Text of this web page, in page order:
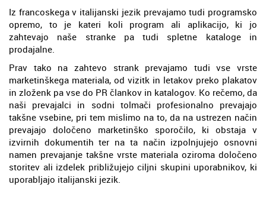
Iz francoskega v italijanski jezik prevajamo tudi programsko
opremo, to je kateri koli program ali aplikacijo, ki jo
zahtevajo naše stranke pa tudi spletne kataloge in
prodajalne.
Prav tako na zahtevo strank prevajamo tudi vse vrste
marketinškega materiala, od vizitk in letakov preko plakatov
in zloženk pa vse do PR člankov in katalogov. Ko rečemo, da
naši prevajalci in sodni tolmači profesionalno prevajajo
takšne vsebine, pri tem mislimo na to, da na ustrezen način
prevajajo določeno marketinško sporočilo, ki obstaja v
izvirnih dokumentih ter na ta način izpolnjujejo osnovni
namen prevajanje takšne vrste materiala oziroma določeno
storitev ali izdelek približujejo ciljni skupini uporabnikov, ki
uporabljajo italijanski jezik.